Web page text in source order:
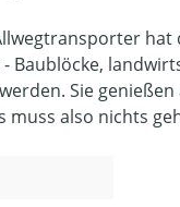
Baublöcke,
Sie
muss also nichts